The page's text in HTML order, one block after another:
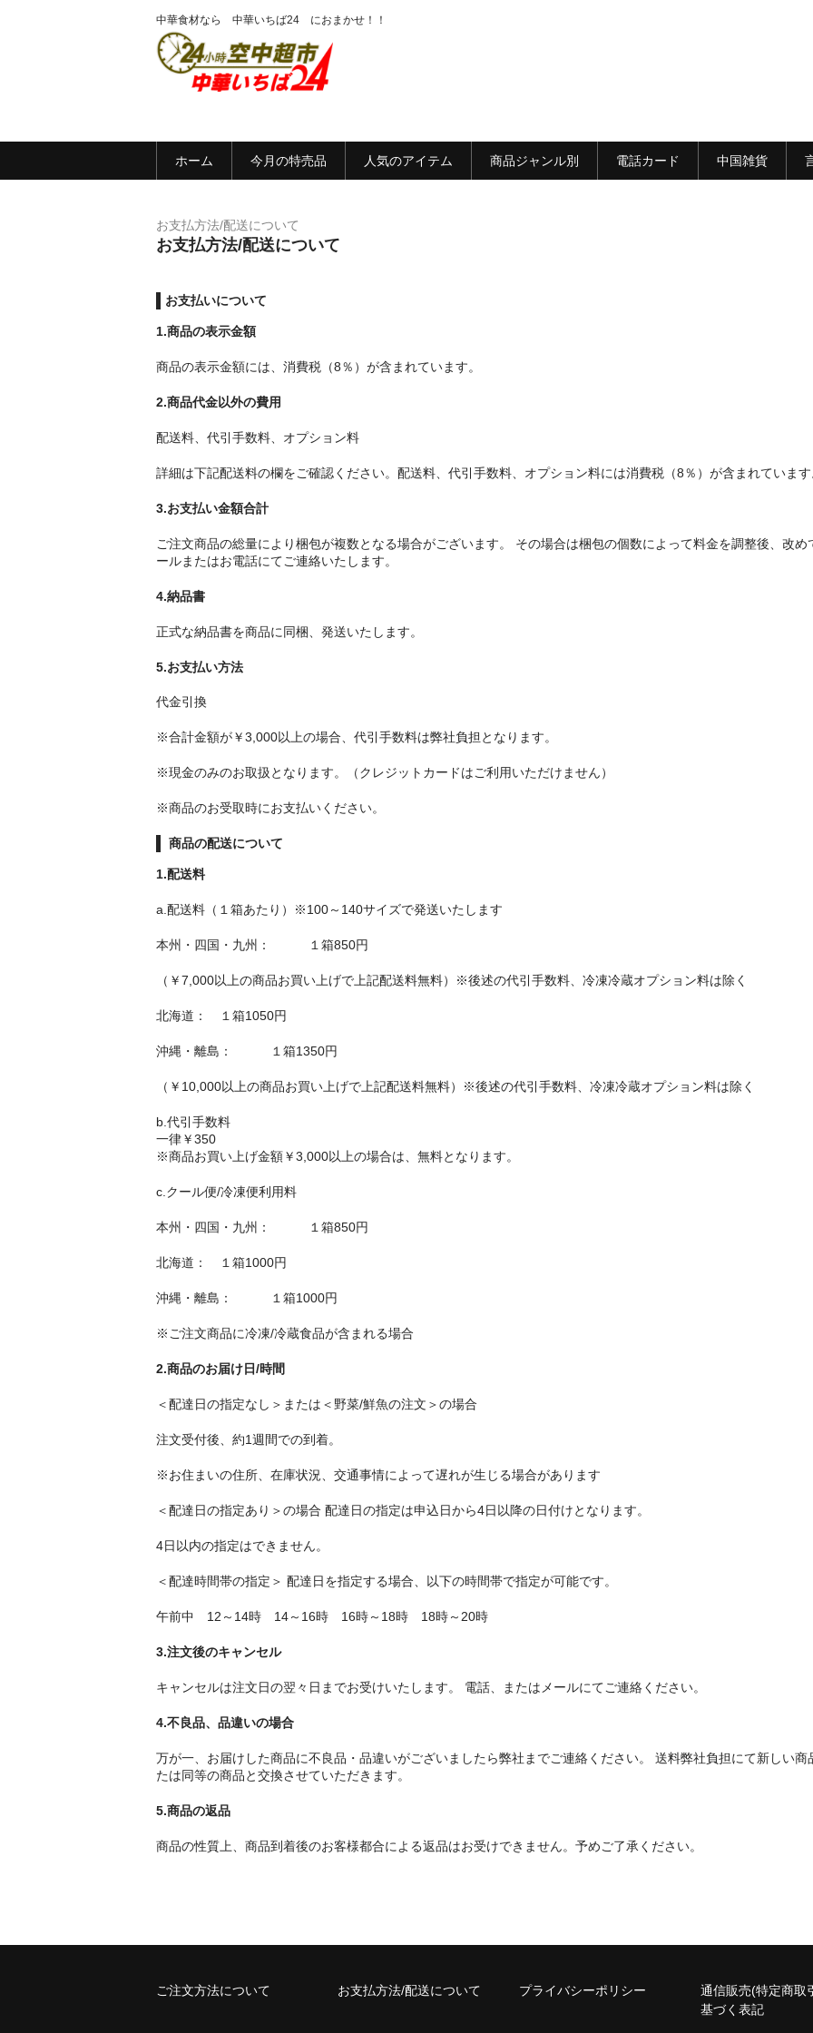
中華食材なら 中華いちば24 におまかせ！！
ホーム 今月の特売品 人気のアイテム 商品ジャンル別 電話カード 中国雑貨
お支払方法/配送について
お支払方法/配送について
お支払いについて
1.商品の表示金額
商品の表示金額には、消費税（8％）が含まれています。
2.商品代金以外の費用
配送料、代引手数料、オプション料
詳細は下記配送料の欄をご確認ください。配送料、代引手数料、オプション料には消費税（8％）が含まれていま
3.お支払い金額合計
ご注文商品の総量により梱包が複数となる場合がございます。 その場合は梱包の個数によって料金を調整後、改め
ールまたはお電話にてご連絡いたします。
4.納品書
正式な納品書を商品に同梱、発送いたします。
5.お支払い方法
代金引換
※合計金額が￥3,000以上の場合、代引手数料は弊社負担となります。
※現金のみのお取扱となります。（クレジットカードはご利用いただけません）
※商品のお受取時にお支払いください。
商品の配送について
1.配送料
a.配送料（１箱あたり）※100～140サイズで発送いたします
本州・四国・九州： １箱850円
（￥7,000以上の商品お買い上げで上記配送料無料）※後述の代引手数料、冷凍冷蔵オプション料は除く
北海道： １箱1050円
沖縄・離島： １箱1350円
（￥10,000以上の商品お買い上げで上記配送料無料）※後述の代引手数料、冷凍冷蔵オプション料は除く
b.代引手数料
一律￥350
※商品お買い上げ金額￥3,000以上の場合は、無料となります。
c.クール便/冷凍便利用料
本州・四国・九州： １箱850円
北海道： １箱1000円
沖縄・離島： １箱1000円
※ご注文商品に冷凍/冷蔵食品が含まれる場合
2.商品のお届け日/時間
＜配達日の指定なし＞または＜野菜/鮮魚の注文＞の場合
注文受付後、約1週間での到着。
※お住まいの住所、在庫状況、交通事情によって遅れが生じる場合があります
＜配達日の指定あり＞の場合 配達日の指定は申込日から4日以降の日付けとなります。
4日以内の指定はできません。
＜配達時間帯の指定＞ 配達日を指定する場合、以下の時間帯で指定が可能です。
午前中 12～14時 14～16時 16時～18時 18時～20時
3.注文後のキャンセル
キャンセルは注文日の翌々日までお受けいたします。 電話、またはメールにてご連絡ください。
4.不良品、品違いの場合
万が一、お届けした商品に不良品・品違いがございましたら弊社までご連絡ください。 送料弊社負担にて新しい商
たは同等の商品と交換させていただきます。
5.商品の返品
商品の性質上、商品到着後のお客様都合による返品はお受けできません。予めご了承ください。
ご注文方法について お支払方法/配送について プライバシーポリシー
通信販売(特定商取
基づく表記